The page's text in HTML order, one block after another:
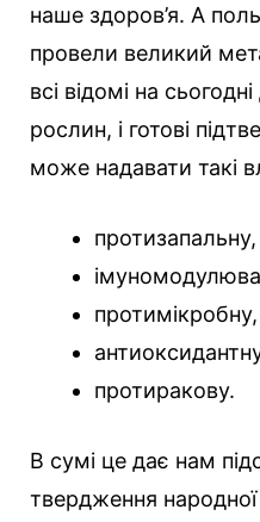
наше здоров’я. А
провели великий
всі відомі на
рослин, і готові
може надавати такі
протизапальну,
протимікробну,
протиракову.
В сумі це дає нам
твердження